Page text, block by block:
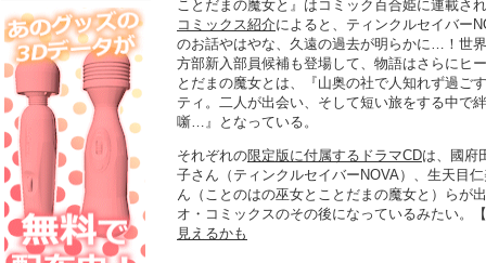
ことだまの魔女と』はコミック百合姫に連載さ
コミックス紹介によると、ティンクルセイバー
のお話やはやな、久遠の過去が明らかに…！世
方部新入部員候補も登場して、物語はさらにヒ
とだまの魔女とは、『山奥の社で人知れず過ご
ティ。二人が出会い、そして短い旅をする中で
噺…』となっている。
それぞれの限定版に付属するドラマCDは、國府
子さん（ティンクルセイバーNOVA）、生天目
ん（ことのはの巫女とことだまの魔女と）らが
オ・コミックスのその後になっているみたい。
見えるかも